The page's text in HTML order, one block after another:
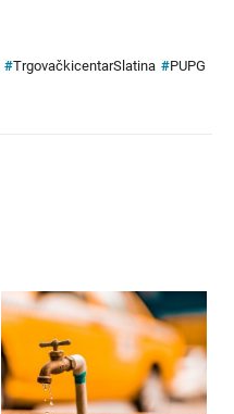
#TrgovačkicentarSlatina #PUPG